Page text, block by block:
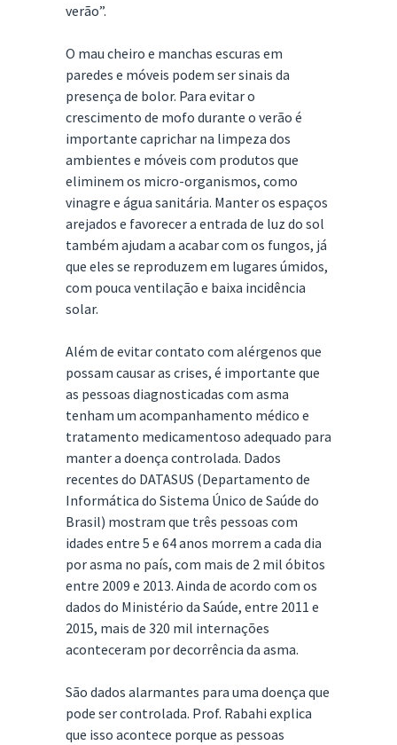
verão”.
O mau cheiro e manchas escuras em
paredes e móveis podem ser sinais da
presença de bolor. Para evitar o
crescimento de mofo durante o verão é
importante caprichar na limpeza dos
ambientes e móveis com produtos que
eliminem os micro-organismos, como
vinagre e água sanitária. Manter os espaços
arejados e favorecer a entrada de luz do sol
também ajudam a acabar com os fungos, já
que eles se reproduzem em lugares úmidos,
com pouca ventilação e baixa incidência
solar.
Além de evitar contato com alérgenos que
possam causar as crises, é importante que
as pessoas diagnosticadas com asma
tenham um acompanhamento médico e
tratamento medicamentoso adequado para
manter a doença controlada. Dados
recentes do DATASUS (Departamento de
Informática do Sistema Único de Saúde do
Brasil) mostram que três pessoas com
idades entre 5 e 64 anos morrem a cada dia
por asma no país, com mais de 2 mil óbitos
entre 2009 e 2013. Ainda de acordo com os
dados do Ministério da Saúde, entre 2011 e
2015, mais de 320 mil internações
aconteceram por decorrência da asma.
São dados alarmantes para uma doença que
pode ser controlada. Prof. Rabahi explica
que isso acontece porque as pessoas